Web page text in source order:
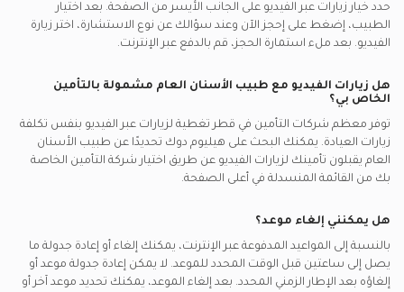
حدد خيار زيارات عبر الفيديو على الجانب الأيسر من الصفحة. بعد اختيار
الطبيب، إضغط على إحجز الآن وعند سؤالك عن نوع الاستشارة، اختر زيارة
الفيديو. بعد ملء استمارة الحجز، قم بالدفع عبر الإنترنت.
هل زيارات الفيديو مع طبيب الأسنان العام مشمولة بالتأمين
الخاص بي؟
توفر معظم شركات التأمين في قطر تغطية لزيارات عبر الفيديو بنفس تكلفة
زيارات العيادة. يمكنك البحث على هيليوم دوك تحديدًا عن طبيب الأسنان
العام يقبلون تأمينك لزيارات الفيديو عن طريق اختيار شركة التأمين الخاصة
بك من القائمة المنسدلة في أعلى الصفحة.
هل يمكنني إلغاء موعد؟
بالنسبة إلى المواعيد المدفوعة عبر الإنترنت، يمكنك إلغاء أو إعادة جدولة ما
يصل إلى ساعتين قبل الوقت المحدد للموعد. لا يمكن إعادة جدولة موعد أو
إلغاؤه بعد الإطار الزمني المحدد. بعد إلغاء الموعد، يمكنك تحديد موعد آخر أو